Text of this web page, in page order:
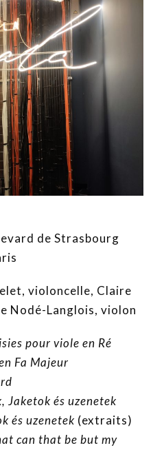
de Strasbourg
violoncelle, Claire
Nodé-Langlois, violon
pour viole en Ré
Fa Majeur
Jaketok és uzenetek
és uzenetek (extraits)
can that be but my